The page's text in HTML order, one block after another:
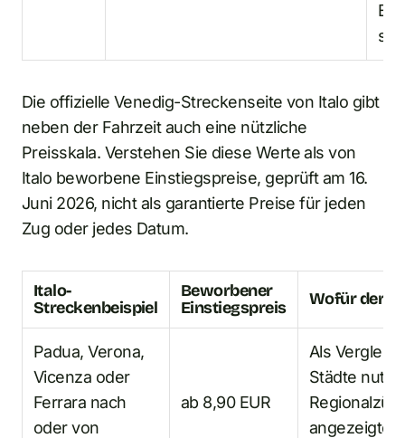
Die offizielle Venedig-Streckenseite von Italo gibt
neben der Fahrzeit auch eine nützliche
Preisskala. Verstehen Sie diese Werte als von
Italo beworbene Einstiegspreise, geprüft am 16.
Juni 2026, nicht als garantierte Preise für jeden
Zug oder jedes Datum.
Italo-
Streckenbeispiel
Beworbener
Einstiegspreis
Wofür der
Padua, Verona,
Vicenza oder
Ferrara nach
oder von
ab 8,90 EUR
Als
Städte